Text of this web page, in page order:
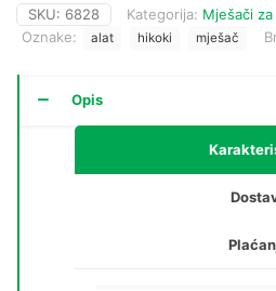
SKU: 6828 Kategorija: Mješači
Oznake:
alat hikoki mješač
Opis